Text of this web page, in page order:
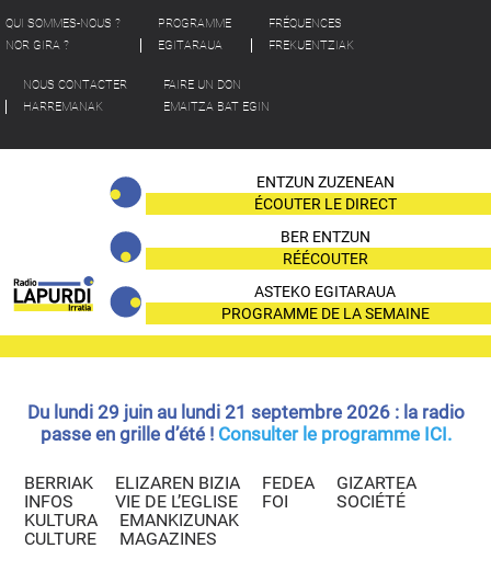
QUI SOMMES-NOUS ?
NOR GIRA ?
PROGRAMME
EGITARAUA
FRÉQUENCES
FREKUENTZIAK
NOUS CONTACTER
HARREMANAK
FAIRE UN DON
EMAITZA BAT EGIN
ENTZUN ZUZENEAN
ÉCOUTER LE DIRECT
BER ENTZUN
RÉÉCOUTER
ASTEKO EGITARAUA
PROGRAMME DE LA SEMAINE
Du lundi 29 juin au lundi 21 septembre 2026 : la radio
passe en grille d’été ! Consulter le programme ICI.
BERRIAK
INFOS
ELIZAREN BIZIA
VIE DE L’EGLISE
FEDEA
FOI
GIZARTEA
SOCIÉTÉ
KULTURA
CULTURE
EMANKIZUNAK
MAGAZINES